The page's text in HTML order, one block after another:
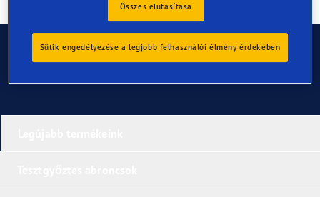
Kapcsolat
Összes elutasítása
Sütik engedélyezése a legjobb felhasználói élmény érdekében